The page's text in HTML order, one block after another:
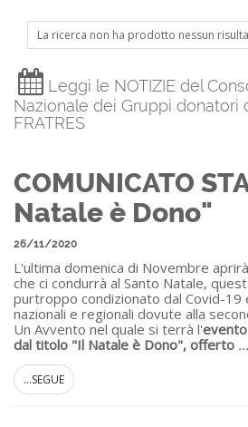
La ricerca non ha prodotto nessun
Leggi le NOTIZIE del
Nazionale dei Gruppi donatori
FRATRES
COMUNICATO
Natale è Dono"
26/11/2020
L'ultima domenica di Novembre
che ci condurrà al Santo Natale,
purtroppo condizionato dal Covid-19
nazionali e regionali dovute alla
Un Avvento nel quale si terrà l'
dal titolo "Il Natale è Dono", offerto ...
...SEGUE